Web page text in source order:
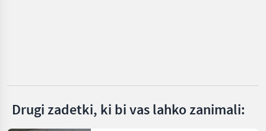
Wacker
Rhinoceros
Drugi zadetki, ki bi vas lahko zanimali: